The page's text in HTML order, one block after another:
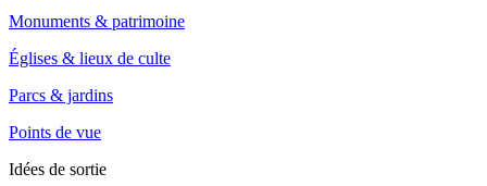
Monuments & patrimoine
Églises & lieux de culte
Parcs & jardins
Points de vue
Idées de sortie